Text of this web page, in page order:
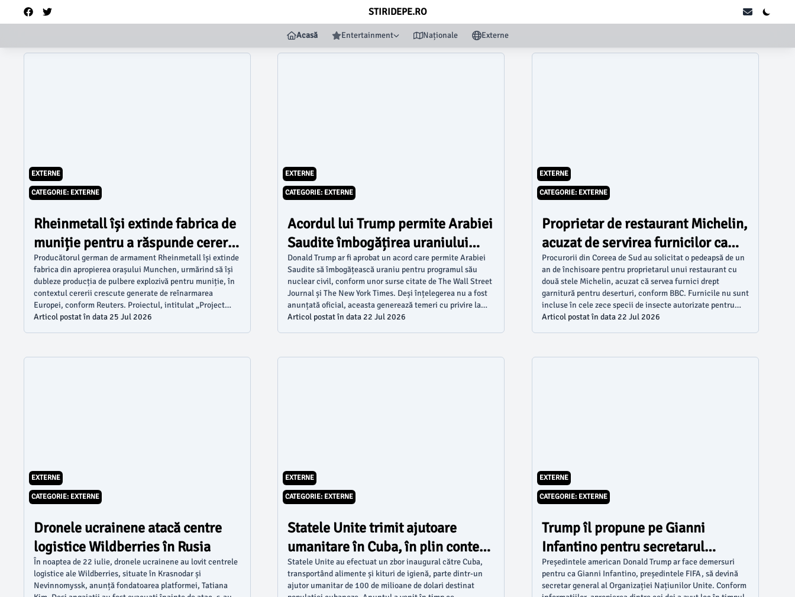
STIRIDEPE.RO
Acasă Entertainment Naționale Externe
CATEGORIE: EXTERNE
EXTERNE
Rheinmetall își extinde fabrica de
muniție pentru a răspunde cererii
europene
Producătorul german de armament Rheinmetall își extinde
fabrica din apropierea orașului Munchen, urmărind să își
dubleze producția de pulbere explozivă pentru muniție, în
contextul cererii crescute generate de reînarmarea
Europei, conform Reuters. Proiectul, intitulat „Project
Firepower”, va transforma complexul industrial din Aschau
Articol postat în data 25 Jul 2026
CATEGORIE: EXTERNE
EXTERNE
Acordul lui Trump permite Arabiei
Saudite îmbogățirea uraniului
pentru programul nuclear civil
Donald Trump ar fi aprobat un acord care permite Arabiei
Saudite să îmbogățească uraniu pentru programul său
nuclear civil, conform unor surse citate de The Wall Street
Journal și The New York Times. Deși înțelegerea nu a fost
anunțată oficial, aceasta generează temeri cu privire la
riscurile de proliferare nucleară și va fi analizată de
Articol postat în data 22 Jul 2026
CATEGORIE: EXTERNE
EXTERNE
Proprietar de restaurant Michelin,
acuzat de servirea furnicilor ca
garnitură
Procurorii din Coreea de Sud au solicitat o pedeapsă de un
an de închisoare pentru proprietarul unui restaurant cu
două stele Michelin, acuzat că servea furnici drept
garnitură pentru deserturi, conform BBC. Furnicile nu sunt
incluse în cele zece specii de insecte autorizate pentru
consumul uman în această țară, iar pe lista celor permise
Articol postat în data 22 Jul 2026
CATEGORIE: EXTERNE
EXTERNE
Dronele ucrainene atacă centre
logistice Wildberries în Rusia
În noaptea de 22 iulie, dronele ucrainene au lovit centrele
logistice ale Wildberries, situate în Krasnodar și
Nevinnomyssk, anunță fondatoarea platformei, Tatiana
CATEGORIE: EXTERNE
EXTERNE
Statele Unite trimit ajutoare
umanitare în Cuba, în plin context
de tensiuni
Statele Unite au efectuat un zbor inaugural către Cuba,
transportând alimente și kituri de igienă, parte dintr-un
ajutor umanitar de 100 de milioane de dolari destinat
CATEGORIE: EXTERNE
EXTERNE
Trump îl propune pe Gianni
Infantino pentru secretarul
general al ONU
Președintele american Donald Trump ar face demersuri
pentru ca Gianni Infantino, președintele FIFA, să devină
secretar general al Organizației Națiunilor Unite. Conform